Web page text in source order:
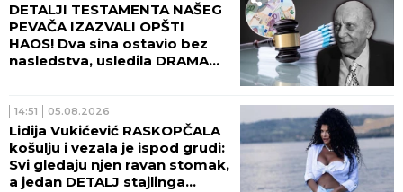
DETALJI TESTAMENTA NAŠEG
PEVAČA IZAZVALI OPŠTI
HAOS! Dva sina ostavio bez
nasledstva, usledila DRAMA
14:51 05.08.2026
Lidija Vukićević RASKOPČALA
košulju i vezala je ispod grudi:
Svi gledaju njen ravan stomak,
a jedan DETALJ stajlinga